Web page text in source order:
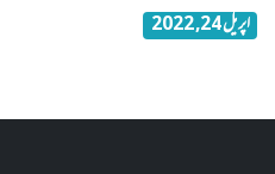
اپریل 24, 2022